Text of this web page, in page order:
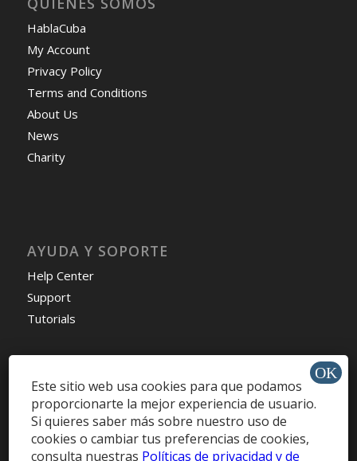
HablaCuba
My Account
Privacy Policy
Terms and Conditions
About Us
News
Charity
AYUDA Y SOPORTE
Help Center
Support
Tutorials
Get Offers »
Este sitio web usa cookies para que podamos
proporcionarte la mejor experiencia de usuario.
Si quieres saber más sobre nuestro uso de
cookies o cambiar tus preferencias de cookies,
consulta nuestras Políticas de privacidad y de